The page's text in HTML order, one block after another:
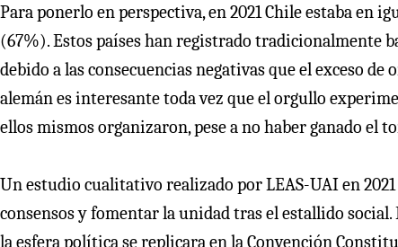
Para ponerlo en perspectiva, en 2021 Chile estaba en
(67%). Estos países han registrado tradicionalmente
debido a las consecuencias negativas que el exceso
alemán es interesante toda vez que el orgullo
ellos mismos organizaron, pese a no haber ganado el
Un estudio cualitativo realizado por LEAS-UAI en
consensos y fomentar la unidad tras el estallido
la esfera política se replicara en la Convención